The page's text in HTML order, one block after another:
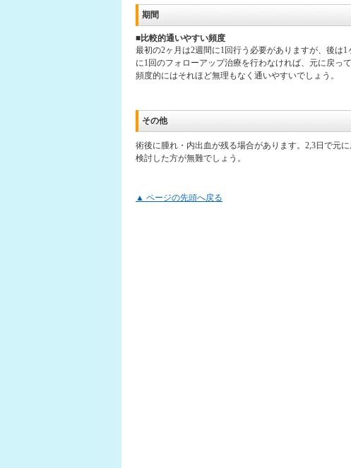
期間
■比較的通いやすい頻度
最初の2ヶ月は2週間に1回行う必要がありますが、後は
に1回のフォローアップ治療を行わなければ、元に戻っ
頻度的にはそれほど無理もなく通いやすいでしょう。
その他
術後に腫れ・内出血が残る場合があります。2,3日で元
検討した方が無難でしょう。
▲ ページの先頭へ戻る